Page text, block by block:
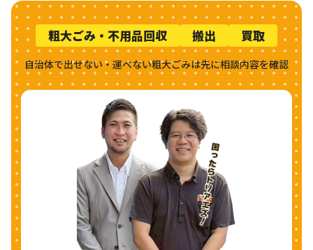
粗大ごみ・不用品回収 搬出 買取
自治体で出せない・運べない粗大ごみは先に相談内容を確認